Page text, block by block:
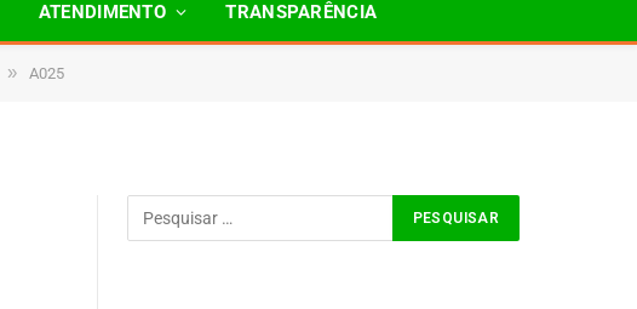
ATENDIMENTO TRANSPARÊNCIA
» A025